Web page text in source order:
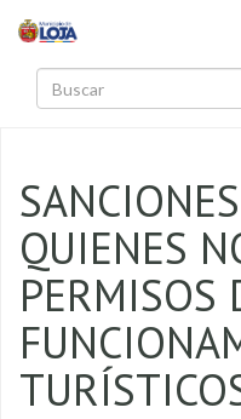
QUIENES
PERMISOS